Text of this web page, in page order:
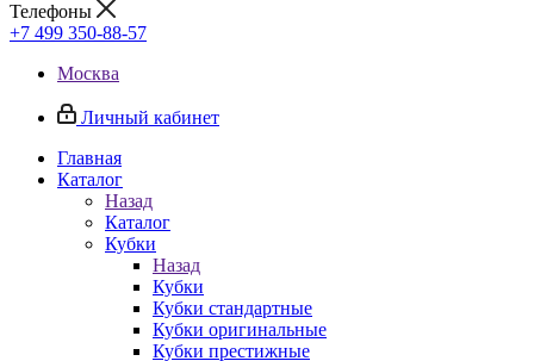
Телефоны
+7 499 350-88-57
Москва
Личный кабинет
Главная
Каталог
Назад
Каталог
Кубки
Назад
Кубки
Кубки стандартные
Кубки оригинальные
Кубки престижные